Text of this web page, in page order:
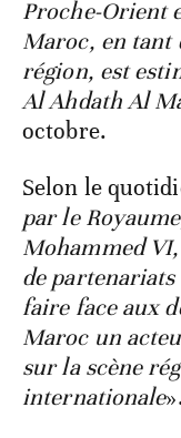
Proche-Orient
Maroc, en tant
région, est
Al Ahdath Al
octobre.
Selon le
par le
Mohammed
de
faire face aux
Maroc un
sur la scène
internationale